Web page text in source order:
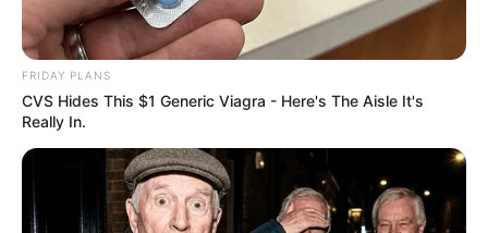
FRIDAY PLANS
CVS Hides This $1 Generic Viagra - Here's The Aisle It's
Really In.